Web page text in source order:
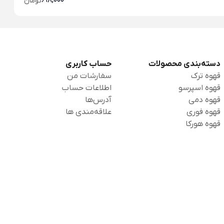
دسته‌بندی محصولات
قهوه ترک
قهوه اسپرسو
قهوه دمی
قهوه فوری
قهوه هورکا
حساب کاربری
سفارشات من
اطلاعات حساب
آدرس‌ها
علاقه‌مندی ها